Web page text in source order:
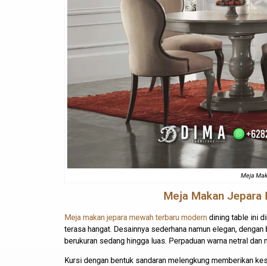
Meja
Meja Makan Jepara
Meja makan jepara mewah terbaru modern dining table ini
terasa hangat. Desainnya sederhana namun elegan,
berukuran sedang hingga luas. Perpaduan warna netral
Kursi dengan bentuk sandaran melengkung memberikan